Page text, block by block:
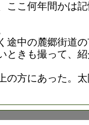
ここ何年間かは
途中の麓郷街道
ときも撮って、
の方にあった。